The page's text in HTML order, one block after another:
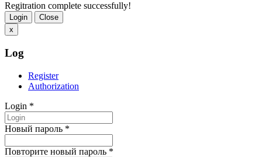
Regitration complete successfully!
Login
Close
x
Log
Register
Authorization
Login *
Новый пароль *
Повторите новый пароль *